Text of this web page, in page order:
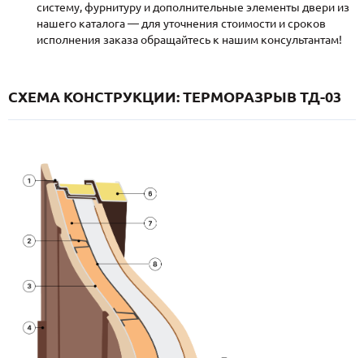
Записаться на замер
систему, фурнитуру и дополнительные элементы двери из
нашего каталога — для уточнения стоимости и сроков
исполнения заказа обращайтесь к нашим консультантам!
СХЕМА КОНСТРУКЦИИ: ТЕРМОРАЗРЫВ ТД-03